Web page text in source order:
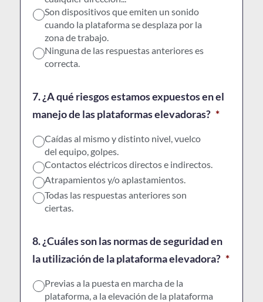
Son dispositivos que emiten un sonido
cuando la plataforma se desplaza por la
zona de trabajo.
Ninguna de las respuestas anteriores es
correcta.
7. ¿A qué riesgos estamos expuestos en el
manejo de las plataformas elevadoras? *
Caídas al mismo y distinto nivel, vuelco
del equipo, golpes.
Contactos eléctricos directos e indirectos.
Atrapamientos y/o aplastamientos.
Todas las respuestas anteriores son
ciertas.
8. ¿Cuáles son las normas de seguridad en
la utilización de la plataforma elevadora? *
Previas a la puesta en marcha de la
plataforma, a la elevación de la plataforma